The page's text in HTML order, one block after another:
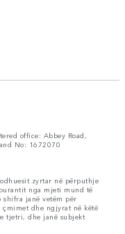
office: Abbey Road,
No: 1672070
zyrtar në përputhje
nga mjeti mund të
shifra janë vetëm për
dhe ngjyrat në këtë
tjetri, dhe janë subjekt